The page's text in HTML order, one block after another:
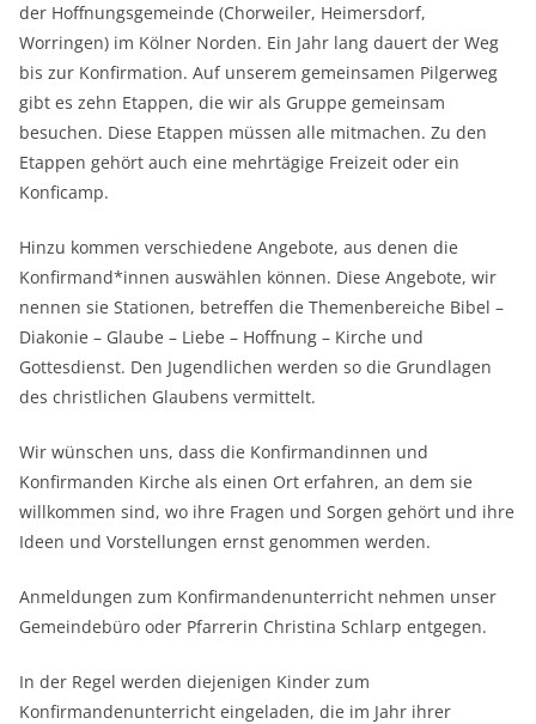
der Hoffnungsgemeinde (Chorweiler, Heimersdorf,
Worringen) im Kölner Norden. Ein Jahr lang dauert der Weg
bis zur Konfirmation. Auf unserem gemeinsamen Pilgerweg
gibt es zehn Etappen, die wir als Gruppe gemeinsam
besuchen. Diese Etappen müssen alle mitmachen. Zu den
Etappen gehört auch eine mehrtägige Freizeit oder ein
Konficamp.
Hinzu kommen verschiedene Angebote, aus denen die
Konfirmand*innen auswählen können. Diese Angebote, wir
nennen sie Stationen, betreffen die Themenbereiche Bibel –
Diakonie – Glaube – Liebe – Hoffnung – Kirche und
Gottesdienst. Den Jugendlichen werden so die Grundlagen
des christlichen Glaubens vermittelt.
Wir wünschen uns, dass die Konfirmandinnen und
Konfirmanden Kirche als einen Ort erfahren, an dem sie
willkommen sind, wo ihre Fragen und Sorgen gehört und ihre
Ideen und Vorstellungen ernst genommen werden.
Anmeldungen zum Konfirmandenunterricht nehmen unser
Gemeindebüro oder Pfarrerin Christina Schlarp entgegen.
In der Regel werden diejenigen Kinder zum
Konfirmandenunterricht eingeladen, die im Jahr ihrer